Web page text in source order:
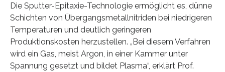
Die Sputter-Epitaxie-Technologie ermöglicht es, dünne
Schichten von Übergangsmetallnitriden bei niedrigeren
Temperaturen und deutlich geringeren
Produktionskosten herzustellen. „Bei diesem Verfahren
wird ein Gas, meist Argon, in einer Kammer unter
Spannung gesetzt und bildet Plasma“, erklärt Prof.